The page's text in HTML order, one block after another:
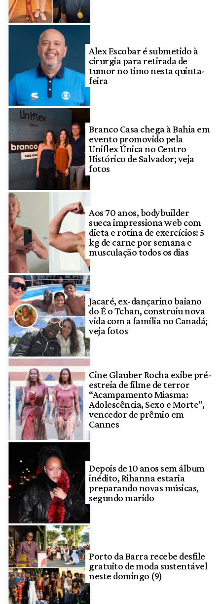
Alex Escobar é submetido à
cirurgia para retirada de
tumor no timo nesta quinta-
feira
Branco Casa chega à Bahia em
evento promovido pela
Uniflex Única no Centro
Histórico de Salvador; veja
fotos
Aos 70 anos, bodybuilder
sueca impressiona web com
dieta e rotina de exercícios: 5
kg de carne por semana e
musculação todos os dias
Jacaré, ex-dançarino baiano
do É o Tchan, construiu nova
vida com a família no Canadá;
veja fotos
Cine Glauber Rocha exibe pré-
estreia de filme de terror
“Acampamento Miasma:
Adolescência, Sexo e Morte”,
vencedor de prêmio em
Cannes
Depois de 10 anos sem álbum
inédito, Rihanna estaria
preparando novas músicas,
segundo marido
Porto da Barra recebe desfile
gratuito de moda sustentável
neste domingo (9)